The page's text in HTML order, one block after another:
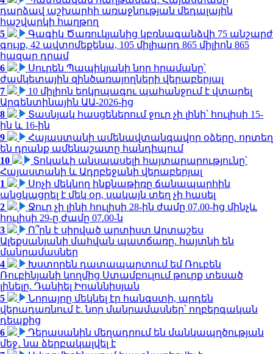
դարձավ աշխարհի առաջնության մեդալային
հաշվարկի հաղթող
5
Գագիկ Ծառուկյանից կբռնագանձվի 75 անշարժ
գույք, 42 ավտոմեքենա, 105 միլիարդ 865 միլիոն 865
հազար դրամ
6
Սուրեն Պապիկյանի նոր հրամանը՝
ժամկետային զինծառայողների վերաբերյալ
7
10 միլիոն երկրպագու պահանջում է վտարել
Արգենտինային ԱԱ-2026-ից
8
Տասնյակ հասցեներում ջուր չի լինի՝ հուլիսի 15-
ին և 16-ին
9
Հայաստանի ամենավտանգավոր օձերը. որտեղ
են դրանք ամենաշատը հանդիպում
10
Տոկաևի անսպասելի հայտարարությունը՝
Հայաստանի և Ադրբեջանի վերաբերյալ
1
Սոչի մեկնող ինքնաթիռը ճանապարհին
անցկացրել է մեկ օր, սակայն տեղ չի հասել
2
Ջուր չի լինի հուլիսի 28-ին ժամը 07.00-ից մինչև
հուլիսի 29-ը ժամը 07.00-ն
3
Ո՞րն է սիրված արտիստ Արտաշես
Ալեքսանյանի մահվան պատճառը. հայտնի են
մանրամասներ
4
Խստորեն դատապարտում եմ Ռուբեն
Ռուբինյանի կողմից Ստամբուլում թուրք տեսած
լինելը. Դանիել Իոաննիսյան
5
Նորայրը մեկնել էր հանգստի, արդեն
վերադառնում է. նոր մանրամասներ՝ ողբերգական
դեպքից
6
Դերասանին մեղադրում են մանկապղծության
մեջ․ նա ձերբակալվել է